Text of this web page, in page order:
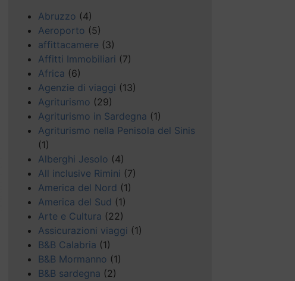
Abruzzo (4)
Aeroporto (5)
affittacamere (3)
Affitti Immobiliari (7)
Africa (6)
Agenzie di viaggi (13)
Agriturismo (29)
Agriturismo in Sardegna (1)
Agriturismo nella Penisola del Sinis
(1)
Alberghi Jesolo (4)
All inclusive Rimini (7)
America del Nord (1)
America del Sud (1)
Arte e Cultura (22)
Assicurazioni viaggi (1)
B&B Calabria (1)
B&B Mormanno (1)
B&B sardegna (2)